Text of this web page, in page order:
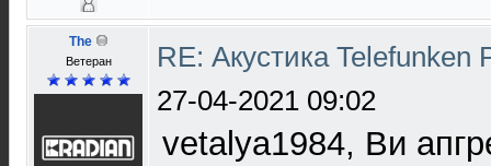
The
Ветеран
RE: Акустика
27-04-2021 09:02
vetalya1984, Ви